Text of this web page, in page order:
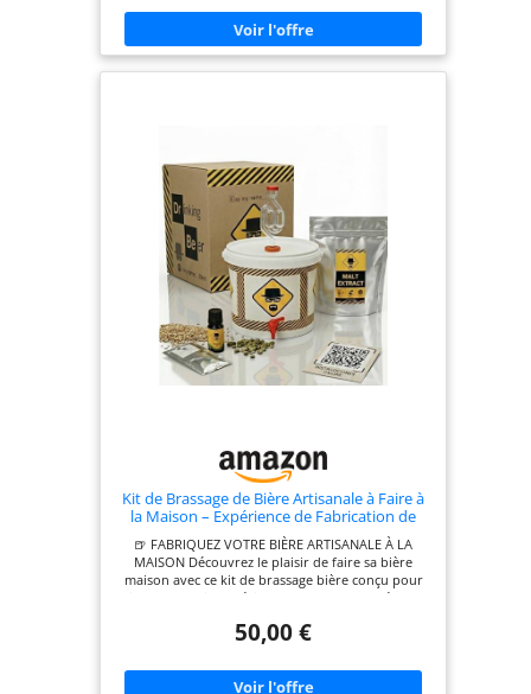
: la préparation est facile. Suivez les étapes
individuelles comme décrit dans les instructions.
PRÊT APRÈS 7 JOURS : Après une semaine, vous
pouvez tirer votre bière maison fraîche
Kit de Brassage de Bière Artisanale à Faire à
la Maison – Expérience de Fabrication de
Bière – Fût de 5 Litres – Idée Cadeau pour
Amateurs de Bière (Expérience express :
préparation rapide)
🍺 FABRIQUEZ VOTRE BIÈRE ARTISANALE À LA
MAISON Découvrez le plaisir de faire sa bière
maison avec ce kit de brassage bière conçu pour
vivre une vraie expérience de brassage. Préparez
processus de fermentation directement chez vous.
PRÉPARÉ Ce kit bière à faire soi-même utilise un
extrait de malt déjà préparé, ce qui simplifie le
50,00 €